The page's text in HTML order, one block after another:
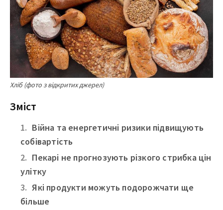
Хліб (фото з відкритих джерел)
Зміст
Війна та енергетичні ризики підвищують
собівартість
Пекарі не прогнозують різкого стрибка цін
улітку
Які продукти можуть подорожчати ще
більше